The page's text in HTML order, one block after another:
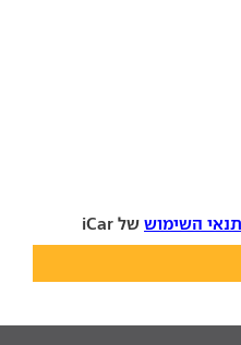
תנאי השימוש של iCar